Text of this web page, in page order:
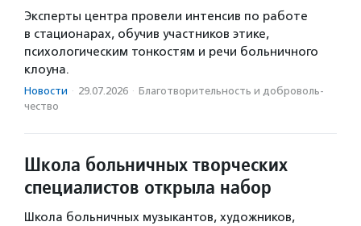
Эксперты центра провели интенсив по работе
в стационарах, обучив участников этике,
психологическим тонкостям и речи больничного
клоуна.
Новости · 29.07.2026 · Благотвори­тель­ность и доброволь­
чест­во
Школа больничных творческих
специалистов открыла набор
Школа больничных музыкантов, художников,